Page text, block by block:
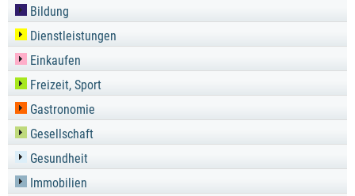
Bildung
Dienstleistungen
Einkaufen
Freizeit, Sport
Gastronomie
Gesellschaft
Gesundheit
Immobilien